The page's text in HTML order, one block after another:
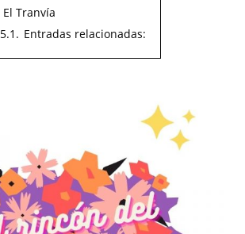
El Tranvía
5.1. Entradas relacionadas: